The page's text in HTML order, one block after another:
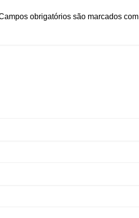
obrigatórios são marcados com